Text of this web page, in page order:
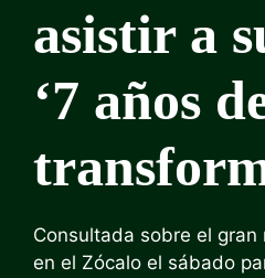
asistir a
‘7 años
Consultada sobre el
en el Zócalo el sábado